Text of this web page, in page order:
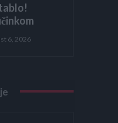
6, 2026